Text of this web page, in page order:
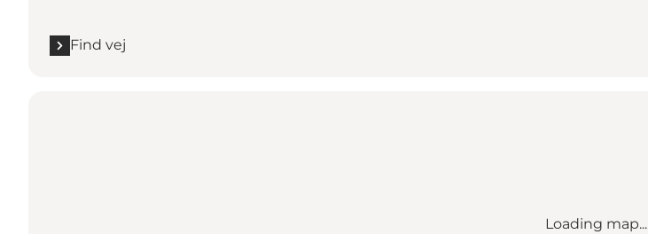
Find vej
Loading map...